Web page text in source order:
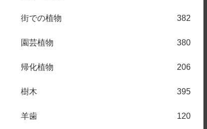
街での植物 382
園芸植物 380
帰化植物 206
樹木 395
羊歯 120